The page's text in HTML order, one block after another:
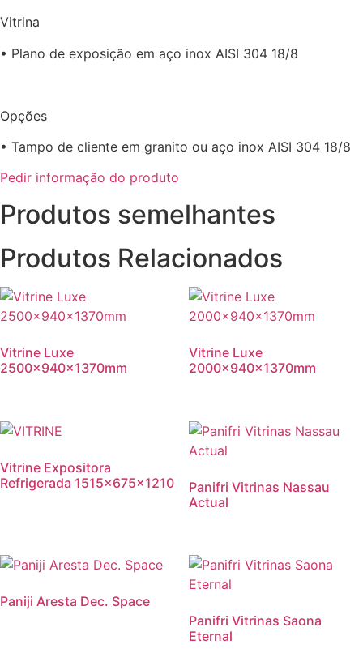
Vitrina
• Plano de exposição em aço inox AISI 304 18/8
Opções
• Tampo de cliente em granito ou aço inox AISI 304 18/8
Pedir informação do produto
Produtos semelhantes
Produtos Relacionados
Vitrine Luxe
2500x940x1370mm
Vitrine Luxe
2000x940x1370mm
Vitrine Expositora
Refrigerada 1515x675x1210
Panifri Vitrinas Nassau
Actual
Paniji Aresta Dec. Space
Panifri Vitrinas Saona
Eternal